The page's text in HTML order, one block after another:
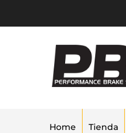
Home Tienda